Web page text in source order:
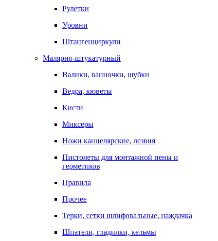
Рулетки
Уровни
Штангенциркули
Малярно-штукатурный
Валики, ванночки, шубки
Ведра, кюветы
Кисти
Миксеры
Ножи канцелярские, лезвия
Пистолеты для монтажной пены и
герметиков
Правила
Прочее
Терки, сетки шлифовальные, наждачка
Шпатели, гладилки, кельмы